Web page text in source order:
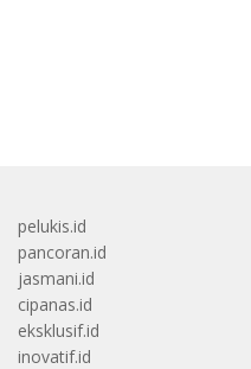
pelukis.id
pancoran.id
jasmani.id
cipanas.id
eksklusif.id
inovatif.id